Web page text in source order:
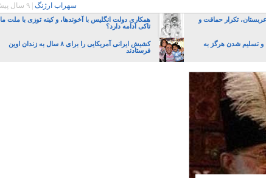
سهراب ارژنگ ۹ سال پیش
تکرار حماقت و
همکاری دولت انگلیس با آخوندها، و کینه توزی با ملت ما
تاکی ادامه دارد؟
و تسلیم شدن هرگز به
کشیش ایرانی آمریکایی را برای ۸ سال به زندان اوین
فرستادند